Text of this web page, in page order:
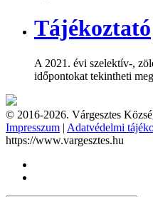
Tájékoztató
A 2021. évi szelektív-,
időpontokat tekintheti meg
© 2016-2026. Várgesztes
Impresszum | Adatvédelmi
https://www.vargesztes.hu